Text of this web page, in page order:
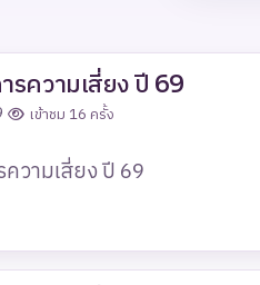
รความเสี่ยง ปี 69
เข้าชม 16 ครั้ง
วามเสี่ยง ปี 69